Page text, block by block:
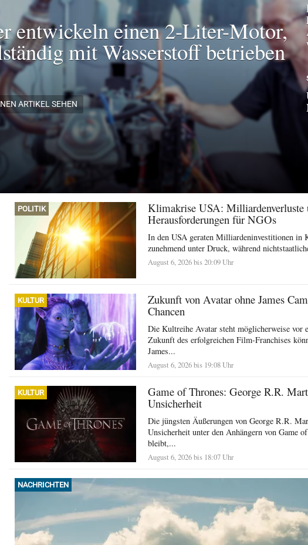
entwickeln einen 2-Liter-Motor,
mit Wasserstoff betrieben
ARTIKEL SEHEN
POLITIK
Klimakrise USA: Milliardenverluste
Herausforderungen für NGOs
In den USA geraten Milliardeninvestitionen in
zunehmend unter Druck, während
August 6, 2026 bis 20:09 Uhr
KULTUR
Zukunft von Avatar ohne James
Chancen
Die Kultreihe Avatar steht möglicherweise vor
Zukunft des erfolgreichen Film-Franchises
James...
August 6, 2026 bis 19:08 Uhr
KULTUR
Game of Thrones: George R.R.
Unsicherheit
Die jüngsten Äußerungen von George R.R.
Unsicherheit unter den Anhängern von Game
bleibt,...
August 6, 2026 bis 18:07 Uhr
NACHRICHTEN